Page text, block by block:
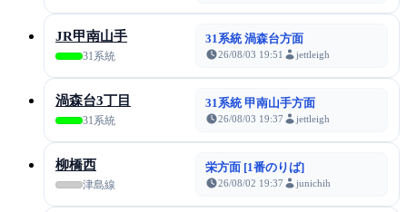
JR甲南山手
31系統
31系統 渦森台方面
26/08/03 19:51 jettleigh
渦森台3丁目
31系統
31系統 甲南山手方面
26/08/03 19:37 jettleigh
柳橋西
津島線
栄方面 [1番のりば]
26/08/02 19:37 junichih